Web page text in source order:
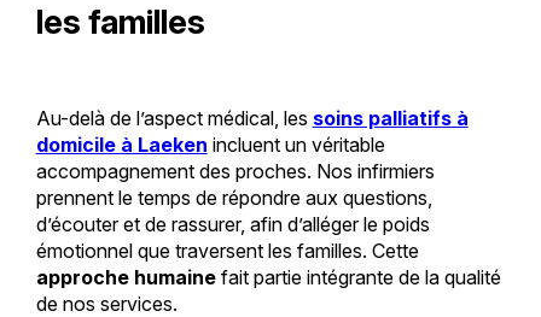
les familles
Au-delà de l’aspect médical, les soins palliatifs à
domicile à Laeken incluent un véritable
accompagnement des proches. Nos infirmiers
prennent le temps de répondre aux questions,
d’écouter et de rassurer, afin d’alléger le poids
émotionnel que traversent les familles. Cette
approche humainefait partie intégrante de la qualité
de nos services.